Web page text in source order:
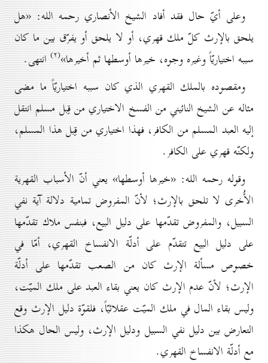
وعلى أيّ حال فقد أفاد الشيخ الأنصاري رحمه الله: «هل
يلحق بالإرث كلّ ملك قهري، أو لا يلحق أو يفرّق بين ما كان
سببه اختياريّاً وغيره وجوه، خيرها أوسطها ثم أخيرها»(۲)
انتهى.
ومقصوده بالملك القهري الذي كان سببه اختياريّاً ما مضى
مثاله عن الشيخ النائيني من الفسخ الاختياري من قِبل مسلم انتقل
إليه العبد المسلم من الكافر، فهذا اختياري من قِبل هذا المسلم،
ولكنّه قهري على الكافر.
وقوله رحمه الله: «خيرها أوسطها» يعني أنّ الأسباب القهرية
الأُخرى لا تلحق بالإرث؛ لأنّ المفروض تمامية دلالة آية نفي
السبيل، والمفروض تقدّمها على دليل البيع، فبنفس ملاك تقدّمها
على دليل البيع تتقدّم على أدلّة الانفساخ القهري، أمّا في
خصوص مسألة الإرث كان من الصعب تقدّمها على أدلّة
الإرث؛ لأنّ عدم الإرث كان يعني بقاء العبد على ملك الميّت،
وليس بقاء المال في ملك الميّت عقلائيّاً، فلقوّة دليل الإرث وقع
التعارض بين دليل نفي السبيل ودليل الإرث، وليس الحال هكذا
مع أدلّة الانفساخ القهري.